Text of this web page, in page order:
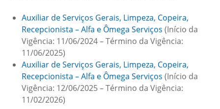
Auxiliar de Serviços Gerais, Limpeza, Copeira,
Recepcionista – Alfa e Ômega Serviços (Início da
Vigência: 11/06/2024 – Término da Vigência:
11/06/2025)
Auxiliar de Serviços Gerais, Limpeza, Copeira,
Recepcionista – Alfa e Ômega Serviços (Início da
Vigência: 12/06/2025 – Término da Vigência:
11/02/2026)